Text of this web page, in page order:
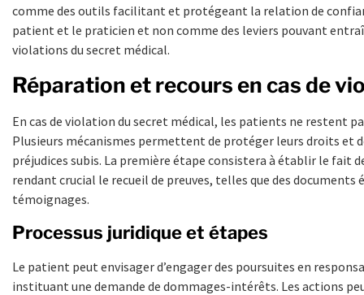
comme des outils facilitant et protégeant la relation de
patient et le praticien et non comme des leviers pouvant
violations du secret médical.
Réparation et recours en cas de
En cas de violation du secret médical, les patients ne restent
Plusieurs mécanismes permettent de protéger leurs droits et
préjudices subis. La première étape consistera à établir le fait
rendant crucial le recueil de preuves, telles que des documents
témoignages.
Processus juridique et étapes
Le patient peut envisager d’engager des poursuites en
instituant une demande de dommages-intérêts. Les actions